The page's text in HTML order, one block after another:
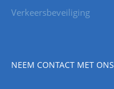
Verkeersbeveiliging
NEEM CONTACT MET